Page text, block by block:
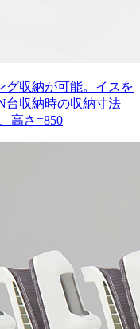
グ収納が可能。イスを
台収納時の収納寸法
高さ=850